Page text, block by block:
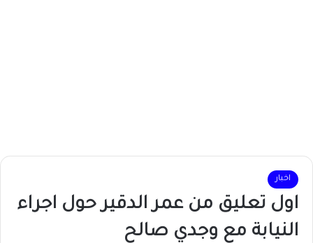
اخبار
اول تعليق من عمر الدقير حول اجراء
النيابة مع وجدي صالح